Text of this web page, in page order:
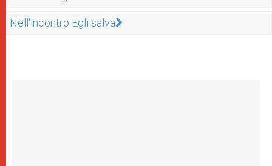
Nell'incontro Egli salva